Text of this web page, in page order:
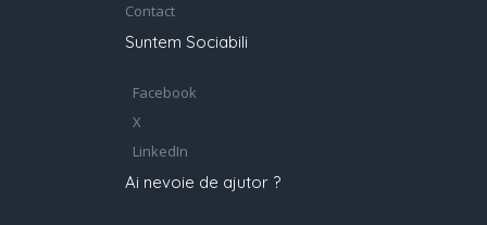
Contact
Suntem Sociabili
Facebook
X
LinkedIn
Ai nevoie de ajutor ?